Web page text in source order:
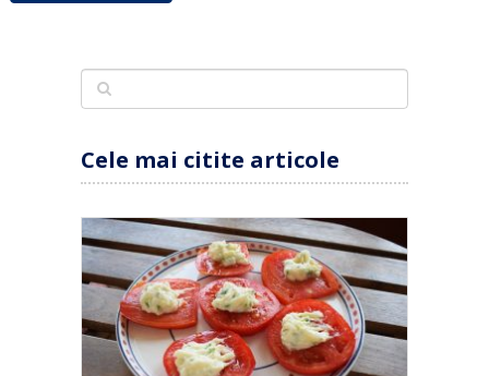
Cele mai citite articole